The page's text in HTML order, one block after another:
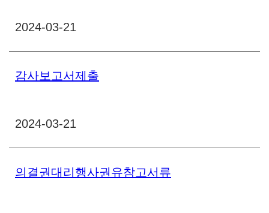
2024-03-21
감사보고서제출
2024-03-21
의결권대리행사권유참고서류